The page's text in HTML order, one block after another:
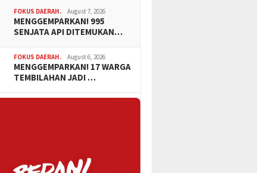
FOKUS DAERAH. August 7, 2026
MENGGEMPARKAN! 995
SENJATA API DITEMUKAN…
FOKUS DAERAH. August 6, 2026
MENGGEMPARKAN! 17 WARGA
TEMBILAHAN JADI …